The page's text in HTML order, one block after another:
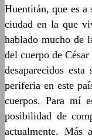
Huentitán, que es a
ciudad en la que
hablado mucho de
del cuerpo de
desaparecidos
periferia en este
cuerpos. Para mí
posibilidad de
actualmente.